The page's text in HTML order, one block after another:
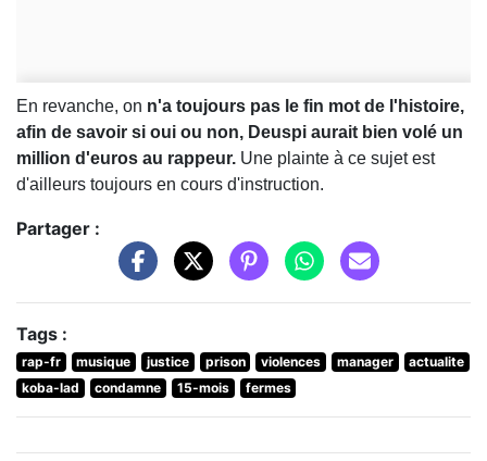
En revanche, on n'a toujours pas le fin mot de l'histoire,
afin de savoir si oui ou non, Deuspi aurait bien volé un
million d'euros au rappeur. Une plainte à ce sujet est
d'ailleurs toujours en cours d'instruction.
Partager :
Tags :
rap-fr musique justice prison violences manager
actualite
koba-lad
condamne 15-mois fermes